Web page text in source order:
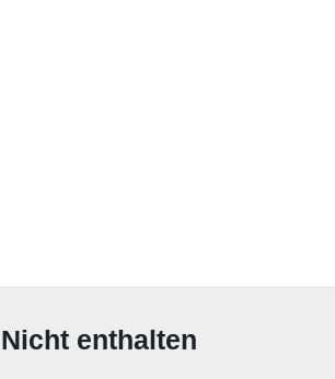
Nicht enthalten